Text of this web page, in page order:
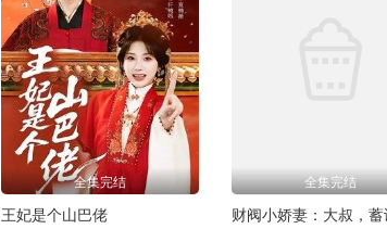
全集完结
王妃是个山巴佬
全集完结